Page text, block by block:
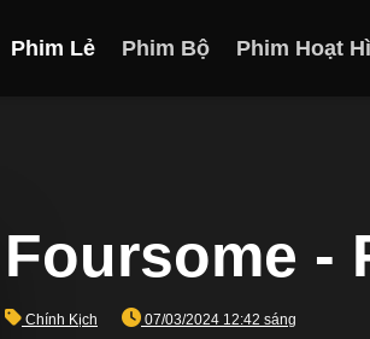
Phim Lẻ Phim Bộ Phim Hoạt
Foursome -
Chính Kịch 07/03/2024 12:42 sáng